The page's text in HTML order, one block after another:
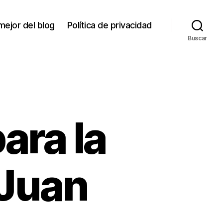
del blog Política de privacidad
Buscar
la